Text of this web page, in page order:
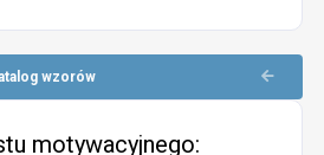
wzorów
motywacyjnego: